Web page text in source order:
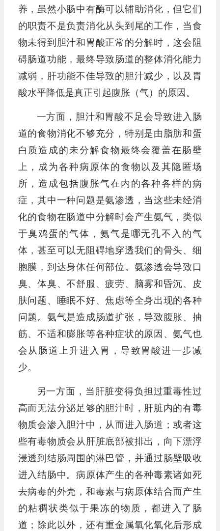
养，虽然小肠中有酶可以辅助消化，但它们
的职责不是负责消化从头到尾的工作，当食
物未得到胆汁和胃酸正常的分解时，这会阻
碍肠道功能，最终导致肠道的整体消化能力
减弱，肝功能不佳导致的胆汁减少，以及胃
酸水平降低是真正引起腹胀（气）的原因。
一方面，胆汁和胃酸不足会导致进入肠
道的食物消化不够充分，特别是由脂肪和蛋
白质造成的未分解食物最终会覆盖在肠壁
上，成为各种病原体的食物以及其隐匿场
所，造成包括腹胀气在内的各种各样的病
症，其中一种问题是氨渗透，当这些未经消
化的食物在肠道中分解时会产生氨气，类似
于臭鸡蛋的气体，氨气是哪无孔不入的气
体，甚至可以无阻碍地穿透我们的骨头、细
胞膜，到达身体任何部位。氨渗透会导致口
臭、体臭、不舒服、疲劳、脑雾和昏沉、皮
肤问题、睡眠不好、焦虑等全身出现的各种
问题。氨气是造成肠道扩张，导致腹胀、抽
筋、不适和膨胀等各种症状的原因、氨气也
会从肠道上升进入胃，导致胃酸进一步减
少。
另一方面，当肝脏变得负担过重毒性过
高而无法分泌足够的胆汁时，肝脏内的有毒
物质会渗入胆汁中，从而进入肠道；或者这
些有毒物质会从肝脏底部被排出，向下漂浮
浸透到结肠周围的淋巴管，并通过肠壁吸收
进入结肠中。病原体产生的各种毒素诸如死
去病毒的外壳，和毒素与病原体结合而产生
的粘稠状类似于果冻的物质，都进入了肠
道；除此以外，还有重金属氧化氧化后形成